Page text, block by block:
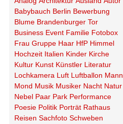
Babybauch Berlin Bewerbung
Blume Brandenburger Tor
Business Event Familie Fotobox
Frau Gruppe Haar HfP Himmel
Hochzeit Italien Kinder Kirche
Kultur Kunst Künstler Literatur
Lochkamera Luft Luftballon Mann
Mond Musik Musiker Nacht Natur
Nebel Paar Park Performance
Poesie Politik Porträt Rathaus
Reisen Sachfoto Schweben